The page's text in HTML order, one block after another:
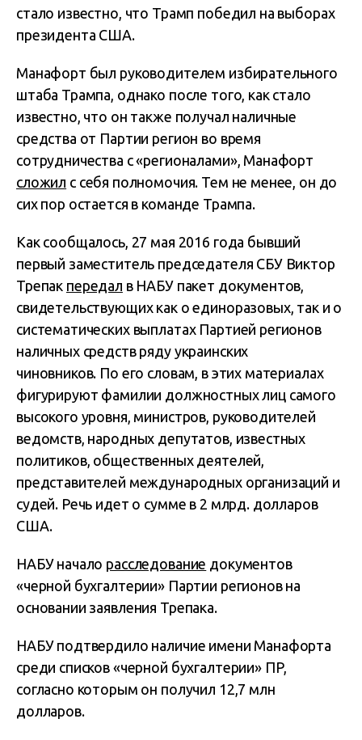
стало известно, что Трамп победил на выборах
президента США.
Манафорт был руководителем избирательного
штаба Трампа, однако после того, как стало
известно, что он также получал наличные
средства от Партии регион во время
сотрудничества с «регионалами», Манафорт
сложил с себя полномочия. Тем не менее, он до
сих пор остается в команде Трампа.
Как сообщалось, 27 мая 2016 года бывший
первый заместитель председателя СБУ Виктор
Трепак передал в НАБУ пакет документов,
свидетельствующих как о единоразовых, так и о
систематических выплатах Партией регионов
наличных средств ряду украинских
чиновников. По его словам, в этих материалах
фигурируют фамилии должностных лиц самого
высокого уровня, министров, руководителей
ведомств, народных депутатов, известных
политиков, общественных деятелей,
представителей международных организаций и
судей. Речь идет о сумме в 2 млрд. долларов
США.
НАБУ начало расследование документов
«черной бухгалтерии» Партии регионов на
основании заявления Трепака.
НАБУ подтвердило наличие имени Манафорта
среди списков «черной бухгалтерии» ПР,
согласно которым он получил 12,7 млн
долларов.